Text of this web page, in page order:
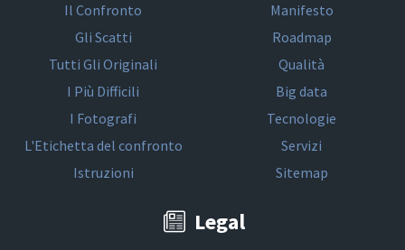
Il Confronto
Gli Scatti
Tutti Gli Originali
I Più Difficili
I Fotografi
L'Etichetta del confronto
Istruzioni
Manifesto
Roadmap
Qualità
Big data
Tecnologie
Servizi
Sitemap
Legal